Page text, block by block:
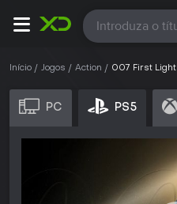
Todas
Início Jogos Action 007 First Light
PC PS5